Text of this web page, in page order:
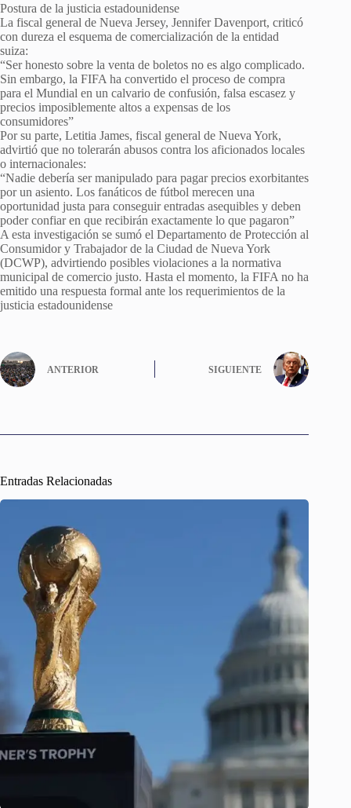
Postura de la justicia estadounidense
La fiscal general de Nueva Jersey, Jennifer Davenport, criticó
con dureza el esquema de comercialización de la entidad
suiza:
“Ser honesto sobre la venta de boletos no es algo complicado.
Sin embargo, la FIFA ha convertido el proceso de compra
para el Mundial en un calvario de confusión, falsa escasez y
precios imposiblemente altos a expensas de los
consumidores”
Por su parte, Letitia James, fiscal general de Nueva York,
advirtió que no tolerarán abusos contra los aficionados locales
o internacionales:
“Nadie debería ser manipulado para pagar precios exorbitantes
por un asiento. Los fanáticos de fútbol merecen una
oportunidad justa para conseguir entradas asequibles y deben
poder confiar en que recibirán exactamente lo que pagaron”
A esta investigación se sumó el Departamento de Protección al
Consumidor y Trabajador de la Ciudad de Nueva York
(DCWP), advirtiendo posibles violaciones a la normativa
municipal de comercio justo. Hasta el momento, la FIFA no ha
emitido una respuesta formal ante los requerimientos de la
justicia estadounidense
ANTERIOR SIGUIENTE
Entradas Relacionadas